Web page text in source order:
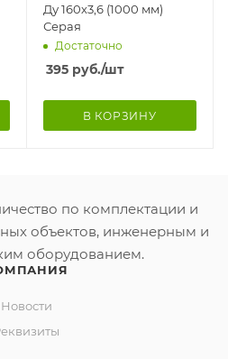
Ду 160х3,6 (1000 мм)
Серая
Достаточно
395руб./шт
В КОРЗИНУ
по комплектации и
объектов, инженерным и
оборудованием.
Новости